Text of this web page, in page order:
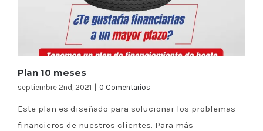
Plan 10 meses
septiembre 2nd, 2021 0 Comentarios
Este plan es diseñado para solucionar los problemas
financieros de nuestros clientes. Para más